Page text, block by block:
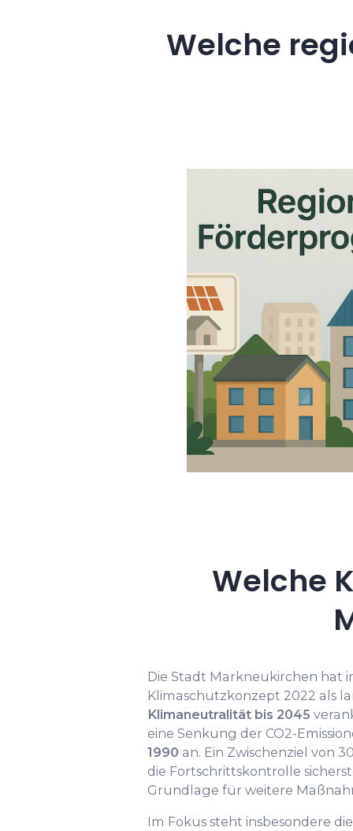
Welche
Welche
Die Stadt Markneukirchen hat
Klimaschutzkonzept 2022 als
Klimaneutralität bis 2045
eine Senkung der CO2-
1990 an. Ein Zwischenziel von
die Fortschrittskontrolle
Grundlage für weitere
Im Fokus steht insbesondere